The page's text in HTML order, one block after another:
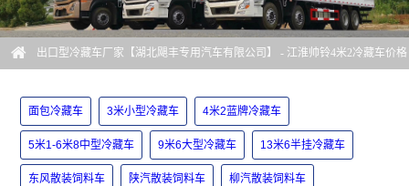
出口型冷藏车厂家【湖北飓丰专用汽车有限公司】 - 江淮帅铃4米2冷藏车价格
面包冷藏车 3米小型冷藏车 4米2蓝牌冷藏车
5米1-6米8中型冷藏车 9米6大型冷藏车 13米6半挂冷藏车
东风散装饲料车 陕汽散装饲料车 柳汽散装饲料车